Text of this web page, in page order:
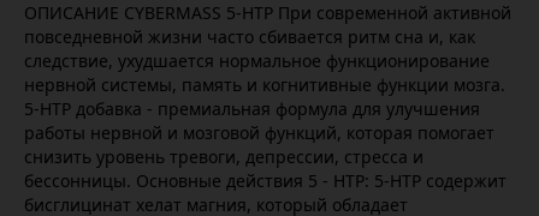
ОПИСАНИЕ CYBERMASS 5-HTP При современной активной
повседневной жизни часто сбивается ритм сна и, как
следствие, ухудшается нормальное функционирование
нервной системы, память и когнитивные функции мозга.
5-HTP добавка - премиальная формула для улучшения
работы нервной и мозговой функций, которая помогает
снизить уровень тревоги, депрессии, стресса и
бессонницы. Основные действия 5 - HTP: 5-HTP содержит
бисглицинат хелат магния, который обладает